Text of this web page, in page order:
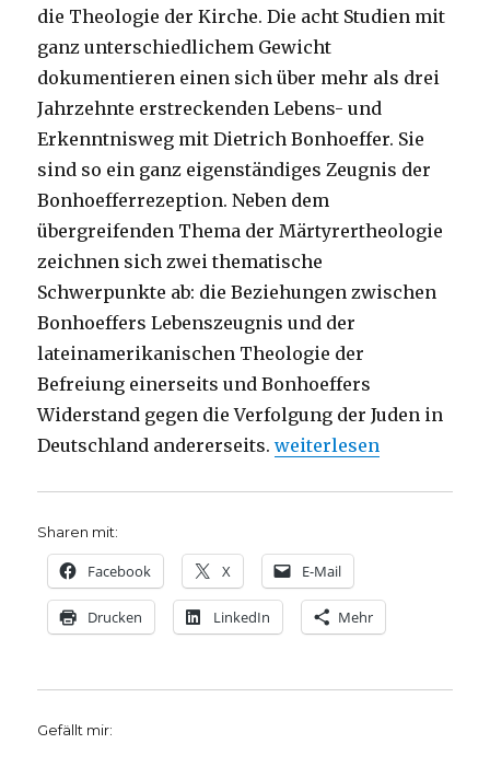
die Theologie der Kirche. Die acht Studien mit
ganz unterschiedlichem Gewicht
dokumentieren einen sich über mehr als drei
Jahrzehnte erstreckenden Lebens- und
Erkenntnisweg mit Dietrich Bonhoeffer. Sie
sind so ein ganz eigenständiges Zeugnis der
Bonhoefferrezeption. Neben dem
übergreifenden Thema der Märtyrertheologie
zeichnen sich zwei thematische
Schwerpunkte ab: die Beziehungen zwischen
Bonhoeffers Lebenszeugnis und der
lateinamerikanischen Theologie der
Befreiung einerseits und Bonhoeffers
Widerstand gegen die Verfolgung der Juden in
Deutschland andererseits.„Leben mit Dietrich
weiterlesen
Sharen mit:
Facebook X E-Mail
Drucken LinkedIn Mehr
Gefällt mir: